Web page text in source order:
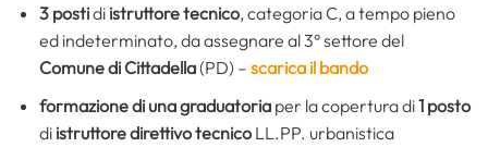
3 postidi istruttore tecnico, categoria C, a tempo pieno
ed indeterminato, da assegnare al 3° settore del
Comune di Cittadella(PD) – scarica il bando
formazione di una graduatoriaper la copertura di1 posto
di istruttore direttivo tecnicoLL.PP. urbanistica